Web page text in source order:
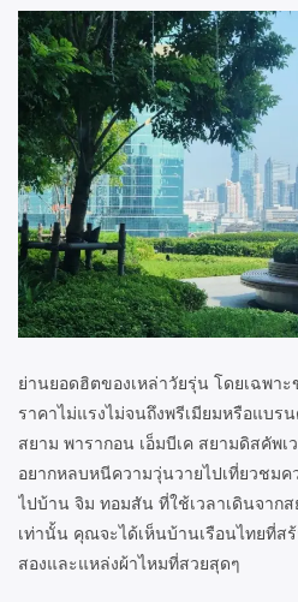
ย่านยอดฮิตของเหล่าวัยรุ่น โดยเฉพา
ราคาไม่แรงไม่จนถึงพรีเมียมหรือแบร
สยาม พารากอน เอ็มบีเค สยามดิสคัพ
อยากหลบหนีความวุ่นวายไปเที่ยวชม
ไปบ้าน จิม ทอมสัน ที่ใช้เวลาเดินจาก
เท่านั้น คุณจะได้เห็นบ้านเรือนไทยที่ส
สองและแหล่งผ้าไหมที่สวยสุดๆ